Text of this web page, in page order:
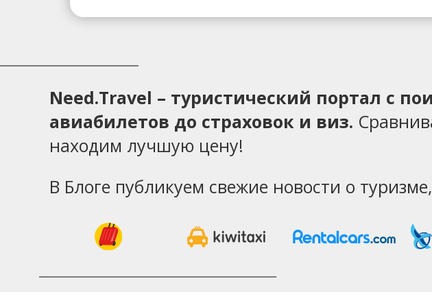
Need.Travel – туристический портал с
авиабилетов до страховок и виз.
находим лучшую цену!
В Блоге публикуем свежие новости о